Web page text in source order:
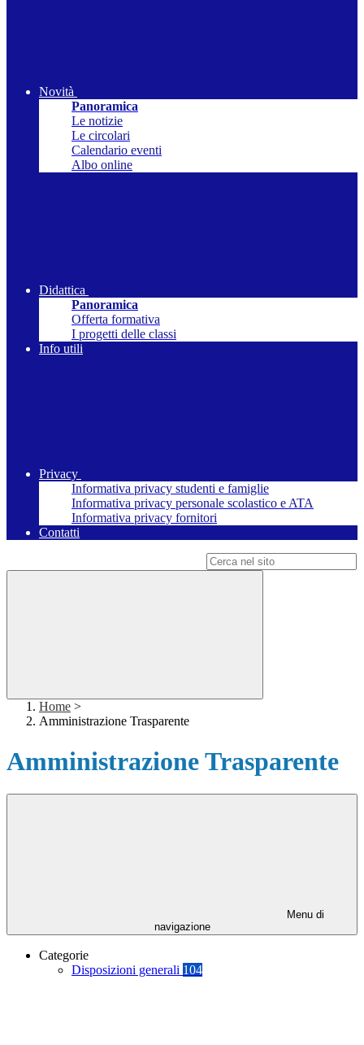
Novità
Panoramica
Le notizie
Le circolari
Calendario eventi
Albo online
Didattica
Panoramica
Offerta formativa
I progetti delle classi
Info utili
Privacy
Informativa privacy studenti e famiglie
Informativa privacy personale scolastico e ATA
Informativa privacy fornitori
Contatti
Home >
Amministrazione Trasparente
Amministrazione Trasparente
Menu di
navigazione
Categorie
Disposizioni generali 104